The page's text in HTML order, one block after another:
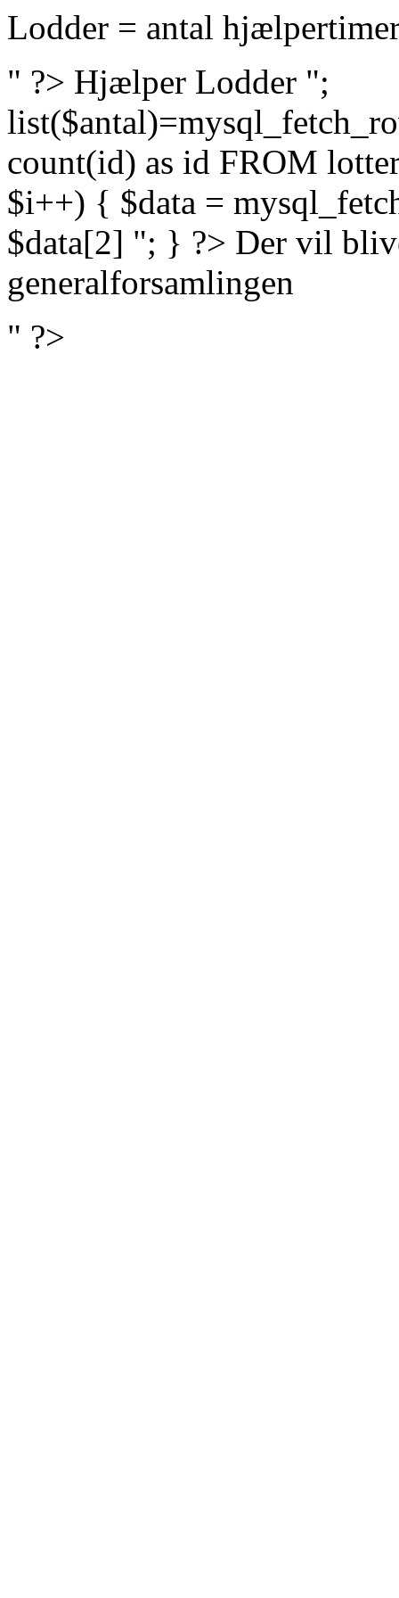
Lodder = antal
" ?> Hjælper Lodder ";
count(id) as id FROM
$i++) { $data =
$data[2] "; } ?> Der vil
generalforsamlingen
" ?>